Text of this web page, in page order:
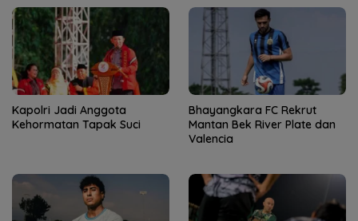
Kapolri Jadi Anggota
Kehormatan Tapak Suci
Bhayangkara FC Rekrut
Mantan Bek River Plate dan
Valencia